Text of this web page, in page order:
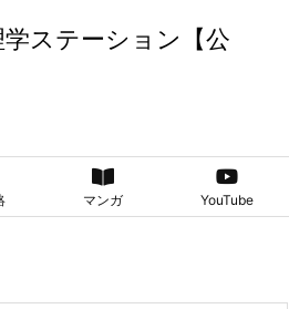
ステーション【公
マンガ YouTube